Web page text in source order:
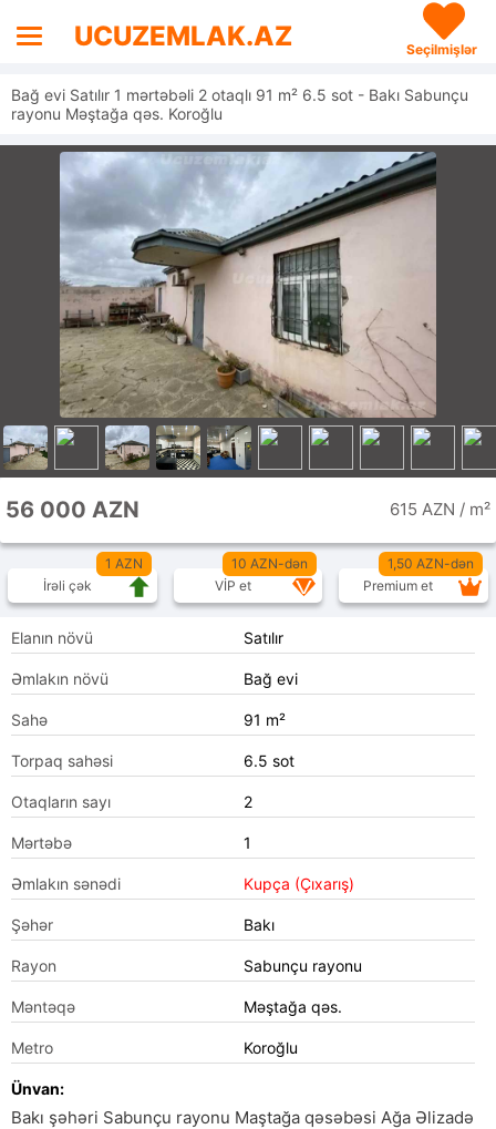
UCUZEMLAK.AZ Seçilmişlər
Bağ evi Satılır 1 mərtəbəli 2 otaqlı 91 m² 6.5 sot - Bakı Sabunçu
rayonu Məştağa qəs. Koroğlu
56 000 AZN 615 AZN / m²
1 AZN
İrəli çək
10 AZN-dən
VİP et
1,50 AZN-dən
Premium et
Elanın növü Satılır
Əmlakın növü Bağ evi
Sahə 91 m²
Torpaq sahəsi 6.5 sot
Otaqların sayı 2
Mərtəbə 1
Əmlakın sənədi Kupça (Çıxarış)
Şəhər Bakı
Rayon Sabunçu rayonu
Məntəqə Məştağa qəs.
Metro Koroğlu
Ünvan:
Bakı şəhəri Sabunçu rayonu Maştağa qəsəbəsi Ağa Əlizadə